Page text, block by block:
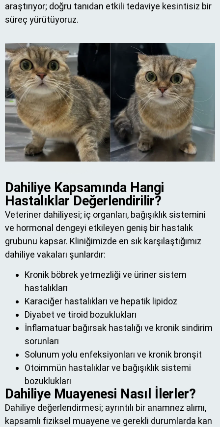
araştırıyor; doğru tanıdan etkili tedaviye kesintisiz bir
süreç yürütüyoruz.
Dahiliye Kapsamında Hangi
Hastalıklar Değerlendirilir?
Veteriner dahiliyesi; iç organları, bağışıklık sistemini
ve hormonal dengeyi etkileyen geniş bir hastalık
grubunu kapsar. Kliniğimizde en sık karşılaştığımız
dahiliye vakaları şunlardır:
Kronik böbrek yetmezliği ve üriner sistem
hastalıkları
Karaciğer hastalıkları ve hepatik lipidoz
Diyabet ve tiroid bozuklukları
İnflamatuar bağırsak hastalığı ve kronik sindirim
sorunları
Solunum yolu enfeksiyonları ve kronik bronşit
Otoimmün hastalıklar ve bağışıklık sistemi
bozuklukları
Dahiliye Muayenesi Nasıl İlerler?
Dahiliye değerlendirmesi; ayrıntılı bir anamnez alımı,
kapsamlı fiziksel muayene ve gerekli durumlarda kan